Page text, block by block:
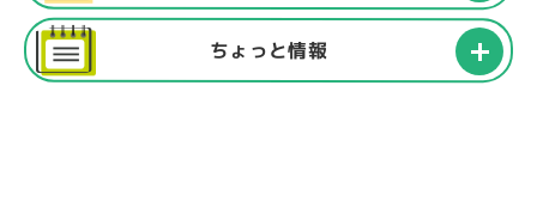
ちょっと情報